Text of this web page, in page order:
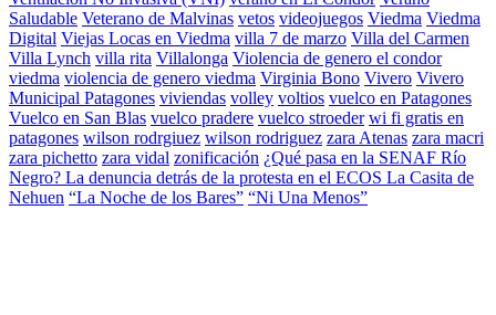
Saludable Veterano de Malvinas vetos videojuegos Viedma Viedma
Digital Viejas Locas en Viedma villa 7 de marzo Villa del Carmen
Villa Lynch villa rita Villalonga Violencia de genero el condor
viedma violencia de genero viedma Virginia Bono Vivero Vivero
Municipal Patagones viviendas volley voltios vuelco en Patagones
Vuelco en San Blas vuelco pradere vuelco stroeder wi fi gratis en
patagones wilson rodrgiuez wilson rodriguez zara Atenas zara macri
zara pichetto zara vidal zonificación ¿Qué pasa en la SENAF Río
Negro? La denuncia detrás de la protesta en el ECOS La Casita de
Nehuen “La Noche de los Bares” “Ni Una Menos”